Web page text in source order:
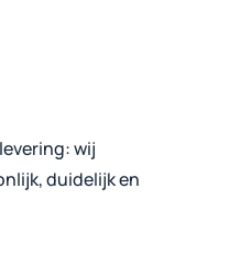
wij
duidelijk en